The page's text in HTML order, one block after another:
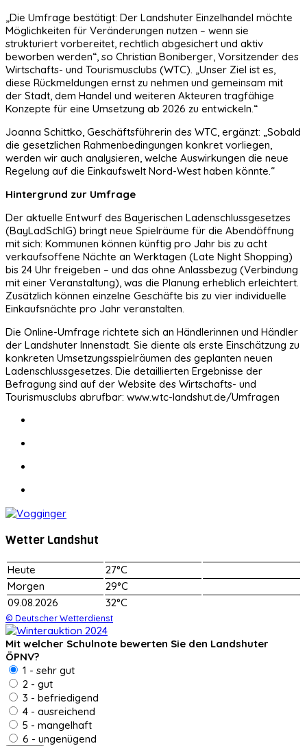
„Die Umfrage bestätigt: Der Landshuter Einzelhandel möchte
Möglichkeiten für Veränderungen nutzen – wenn sie
strukturiert vorbereitet, rechtlich abgesichert und aktiv
beworben werden“, so Christian Boniberger, Vorsitzender des
Wirtschafts- und Tourismusclubs (WTC). „Unser Ziel ist es,
diese Rückmeldungen ernst zu nehmen und gemeinsam mit
der Stadt, dem Handel und weiteren Akteuren tragfähige
Konzepte für eine Umsetzung ab 2026 zu entwickeln.“
Joanna Schittko, Geschäftsführerin des WTC, ergänzt: „Sobald
die gesetzlichen Rahmenbedingungen konkret vorliegen,
werden wir auch analysieren, welche Auswirkungen die neue
Regelung auf die Einkaufswelt Nord-West haben könnte.“
Hintergrund zur Umfrage
Der aktuelle Entwurf des Bayerischen Ladenschlussgesetzes
(BayLadSchlG) bringt neue Spielräume für die Abendöffnung
mit sich: Kommunen können künftig pro Jahr bis zu acht
verkaufsoffene Nächte an Werktagen (Late Night Shopping)
bis 24 Uhr freigeben – und das ohne Anlassbezug (Verbindung
mit einer Veranstaltung), was die Planung erheblich erleichtert.
Zusätzlich können einzelne Geschäfte bis zu vier individuelle
Einkaufsnächte pro Jahr veranstalten.
Die Online-Umfrage richtete sich an Händlerinnen und Händler
der Landshuter Innenstadt. Sie diente als erste Einschätzung zu
konkreten Umsetzungsspielräumen des geplanten neuen
Ladenschlussgesetzes. Die detaillierten Ergebnisse der
Befragung sind auf der Website des Wirtschafts- und
Tourismusclubs abrufbar: www.wtc-landshut.de/Umfragen
Wetter Landshut
Heute
27°C
Morgen
29°C
09.08.2026
32°C
© Deutscher Wetterdienst
Mit welcher Schulnote bewerten Sie den Landshuter
ÖPNV?
1 - sehr gut
2 - gut
3 - befriedigend
4 - ausreichend
5 - mangelhaft
6 - ungenügend